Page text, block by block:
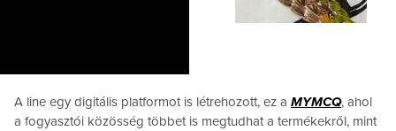
A line egy digitális platformot is létrehozott, ez a MYMCQ, ahol
a fogyasztói közösség többet is megtudhat a termékekről, mint